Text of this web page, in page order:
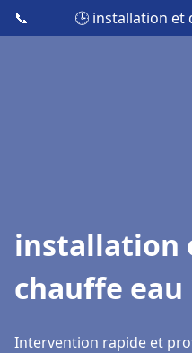
📞 🕒 installation et
installation
chauffe eau
Intervention rapide et